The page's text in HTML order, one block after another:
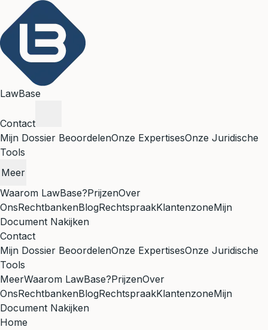
LawBase
Contact
Mijn Dossier BeoordelenOnze ExpertisesOnze Juridische
Tools
Meer
Waarom LawBase?PrijzenOver
OnsRechtbankenBlogRechtspraakKlantenzoneMijn
Document Nakijken
Contact
Mijn Dossier BeoordelenOnze ExpertisesOnze Juridische
Tools
MeerWaarom LawBase?PrijzenOver
OnsRechtbankenBlogRechtspraakKlantenzoneMijn
Document Nakijken
Home